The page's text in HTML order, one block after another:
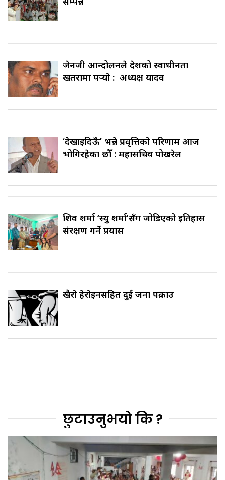
जेनजी आन्दोलनले देशको स्वाधीनता
खतरामा पर्‍यो : अध्यक्ष यादव
‘देखाइदिऊँ’ भन्ने प्रवृत्तिको परिणाम आज
भोगिरहेका छौँ : महासचिव पोखरेल
शिव शर्मा ‘स्यु शर्मा’सँग जोडिएको इतिहास
संरक्षण गर्ने प्रयास
खैरो हेरोइनसहित दुई जना पक्राउ
छुटाउनुभयो कि ?